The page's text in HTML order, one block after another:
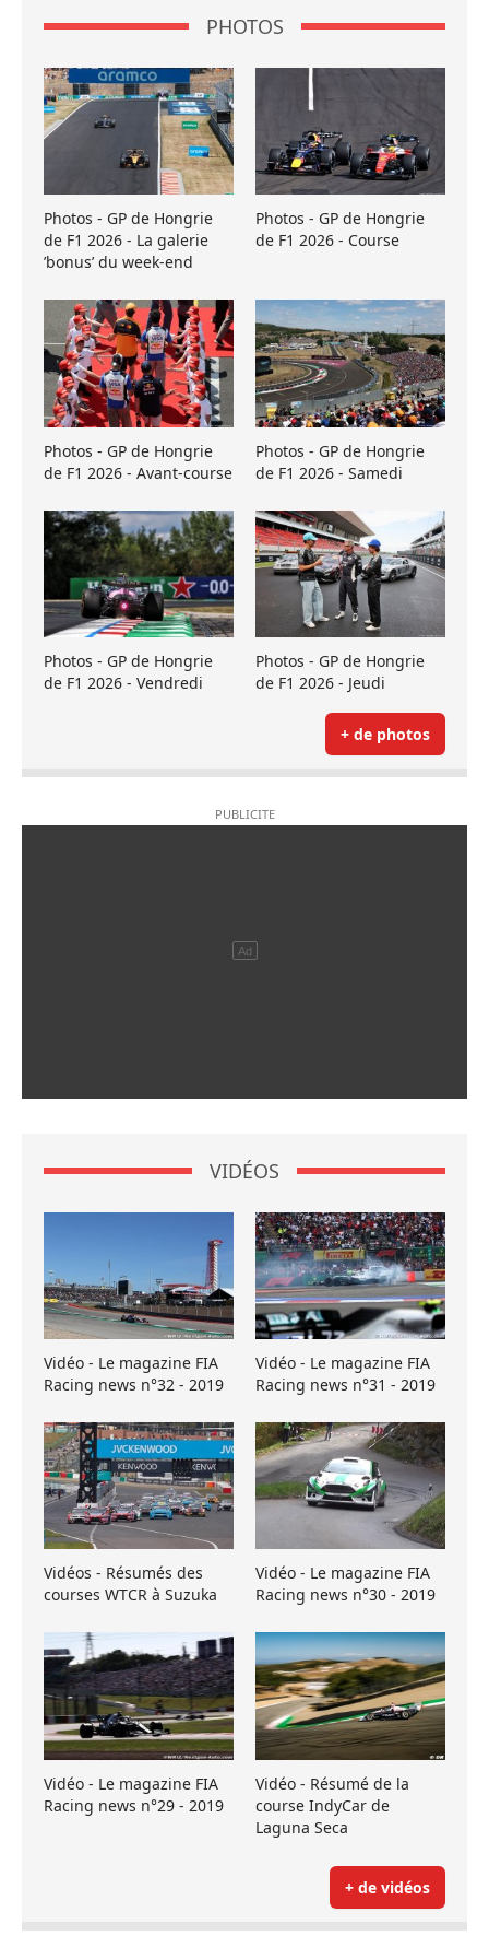
PHOTOS
Photos - GP de Hongrie
de F1 2026 - La galerie
’bonus’ du week-end
Photos - GP de Hongrie
de F1 2026 - Course
Photos - GP de Hongrie
de F1 2026 - Avant-course
Photos - GP de Hongrie
de F1 2026 - Samedi
Photos - GP de Hongrie
de F1 2026 - Vendredi
Photos - GP de Hongrie
de F1 2026 - Jeudi
+ de photos
VIDÉOS
Vidéo - Le magazine FIA
Racing news n°32 - 2019
Vidéo - Le magazine FIA
Racing news n°31 - 2019
Vidéos - Résumés des
courses WTCR à Suzuka
Vidéo - Le magazine FIA
Racing news n°30 - 2019
Vidéo - Le magazine FIA
Racing news n°29 - 2019
Vidéo - Résumé de la
course IndyCar de
Laguna Seca
+ de vidéos